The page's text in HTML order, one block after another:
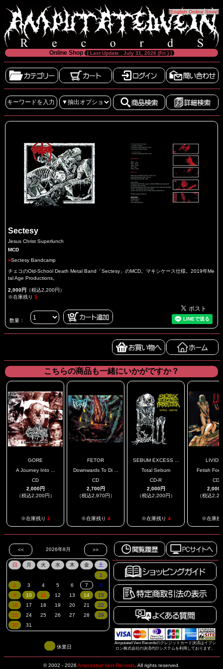
[English Online Store]
Online Shop [ Last Update : July 31, 2026 (Fri.) ]
Sectesy
Jesus Christ Superlunch
MCD
●Sectesy Bandcamp
チェコのOld-School Death Metal Band「Sectesy」のMCD。マキシケース仕様。2019年Me
tal Age Productions。
2,000円 （税込2,200円）
※在庫残り 3
数量：
こちらの商品も一緒にいかがですか？
GORE
A Journey Into ...
CD
2,000円
（税込2,200円）
※在庫残り 2
FETOR
Downwards To Di ...
CD
2,700円
（税込2,970円）
※在庫残り 4
SEBUM EXCESS ...
Total Sebum
CD-R
2,000円
（税込2,200円）
※在庫残り 4
Fetish For
CD
2,000
（税込
※在庫残
Amputated Vein Recordsのクレジットカード決済はイプシ
ロン株式会社の決済代行システムを利用しております。
休業日
© 2002 - 2026 Amputated Vein Records All rights reserved.